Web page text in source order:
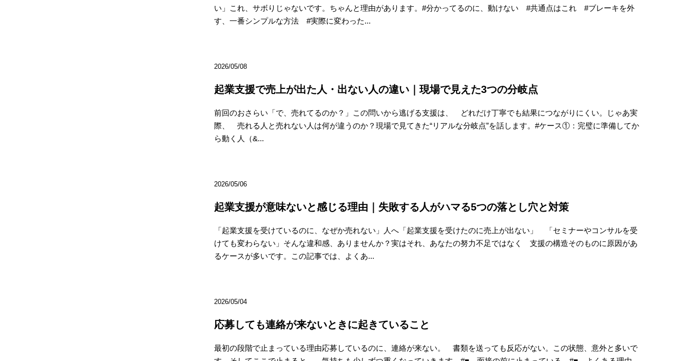
い」これ、サボりじゃないです。ちゃんと理由があります。#分かってるのに、動けない #共通点はこれ #ブレーキを外
す、一番シンプルな方法 #実際に変わった...
2026/05/08
起業支援で売上が出た人・出ない人の違い｜現場で見えた3つの分岐点
前回のおさらい「で、売れてるのか？」この問いから逃げる支援は、 どれだけ丁寧でも結果につながりにくい。じゃあ実
際、 売れる人と売れない人は何が違うのか？現場で見てきた“リアルな分岐点”を話します。#ケース①：完璧に準備してか
ら動く人（&...
2026/05/06
起業支援が意味ないと感じる理由｜失敗する人がハマる5つの落とし穴と対策
「起業支援を受けているのに、なぜか売れない」人へ「起業支援を受けたのに売上が出ない」 「セミナーやコンサルを受
けても変わらない」そんな違和感、ありませんか？実はそれ、あなたの努力不足ではなく 支援の構造そのものに原因があ
るケースが多いです。この記事では、よくあ...
2026/05/04
応募しても連絡が来ないときに起きていること
最初の段階で止まっている理由応募しているのに、連絡が来ない。 書類を送っても反応がない。この状態、意外と多いで